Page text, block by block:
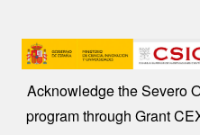
Acknowledge the Severo
program through Grant